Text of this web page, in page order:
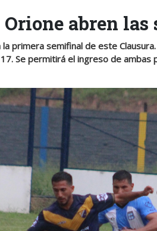
abren
primera semifinal de este
Se permitirá el ingreso de